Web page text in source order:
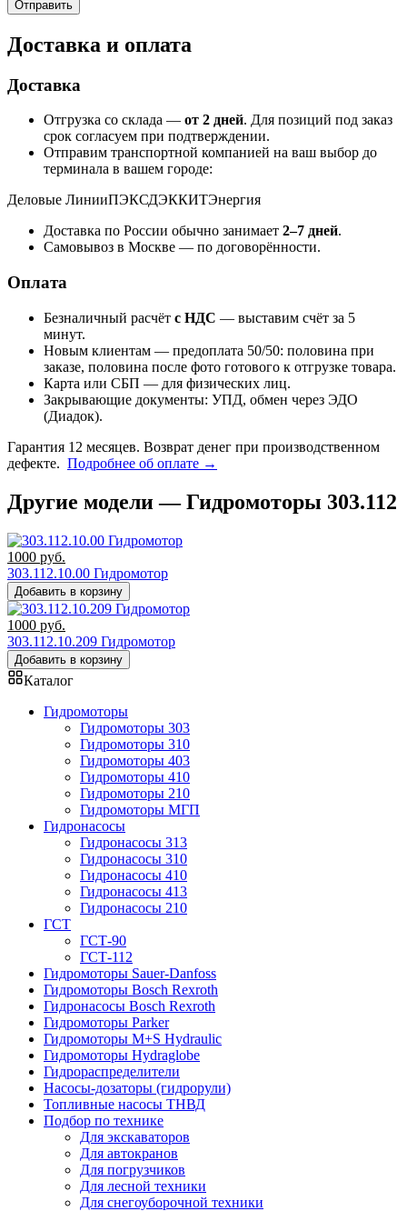
Доставка и оплата
Доставка
Отгрузка со склада — от 2 дней. Для позиций под заказ
срок согласуем при подтверждении.
Отправим транспортной компанией на ваш выбор до
терминала в вашем городе:
Деловые ЛинииПЭКСДЭККИТЭнергия
Доставка по России обычно занимает 2–7 дней.
Самовывоз в Москве — по договорённости.
Оплата
Безналичный расчёт с НДС — выставим счёт за 5
минут.
Новым клиентам — предоплата 50/50: половина при
заказе, половина после фото готового к отгрузке товара.
Карта или СБП — для физических лиц.
Закрывающие документы: УПД, обмен через ЭДО
(Диадок).
Гарантия 12 месяцев. Возврат денег при производственном
дефекте. Подробнее об оплате →
Другие модели — Гидромоторы 303.112
1000 руб.
303.112.10.00 Гидромотор
Добавить в корзину
1000 руб.
303.112.10.209 Гидромотор
Добавить в корзину
Каталог
Гидромоторы
Гидромоторы 303
Гидромоторы 310
Гидромоторы 403
Гидромоторы 410
Гидромоторы 210
Гидромоторы МГП
Гидронасосы
Гидронасосы 313
Гидронасосы 310
Гидронасосы 410
Гидронасосы 413
Гидронасосы 210
ГСТ
ГСТ-90
ГСТ-112
Гидромоторы Sauer-Danfoss
Гидромоторы Bosch Rexroth
Гидронасосы Bosch Rexroth
Гидромоторы Parker
Гидромоторы M+S Hydraulic
Гидромоторы Hydraglobe
Гидрораспределители
Насосы-дозаторы (гидрорули)
Топливные насосы ТНВД
Подбор по технике
Для экскаваторов
Для автокранов
Для погрузчиков
Для лесной техники
Для снегоуборочной техники